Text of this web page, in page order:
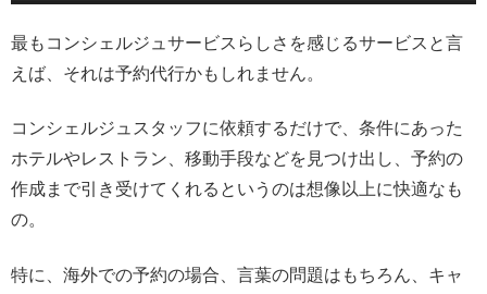
最もコンシェルジュサービスらしさを感じるサービスと言
えば、それは予約代行かもしれません。
コンシェルジュスタッフに依頼するだけで、条件にあった
ホテルやレストラン、移動手段などを見つけ出し、予約の
作成まで引き受けてくれるというのは想像以上に快適なも
の。
特に、海外での予約の場合、言葉の問題はもちろん、キャ